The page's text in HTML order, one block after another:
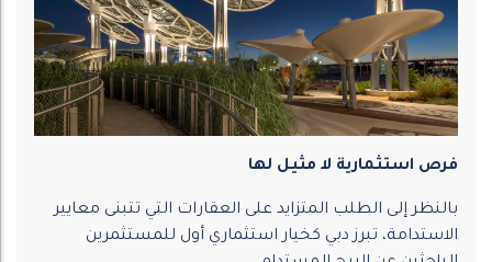
فرص استثمارية لا مثيل لها
بالنظر إلى الطلب المتزايد على العقارات التي تتبنى معايير
الاستدامة، تبرز دبي كخيار استثماري أول للمستثمرين